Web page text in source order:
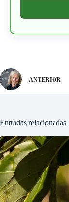
ANTERIOR
Entradas relacionadas